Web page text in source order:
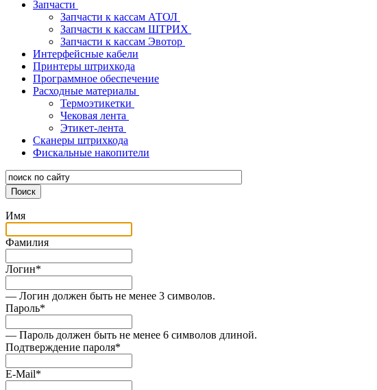
Запчасти
Запчасти к кассам АТОЛ
Запчасти к кассам ШТРИХ
Запчасти к кассам Эвотор
Интерфейсные кабели
Принтеры штрихкода
Программное обеспечение
Расходные материалы
Термоэтикетки
Чековая лента
Этикет-лента
Сканеры штрихкода
Фискальные накопители
Имя
Фамилия
Логин*
— Логин должен быть не менее 3 символов.
Пароль*
— Пароль должен быть не менее 6 символов длиной.
Подтверждение пароля*
E-Mail*